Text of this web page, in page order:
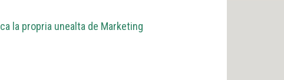
ca la propria unealta de Marketing